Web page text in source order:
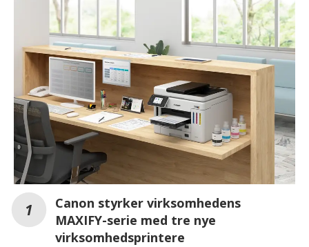
Canon styrker virksomhedens
MAXIFY-serie med tre nye
virksomhedsprintere